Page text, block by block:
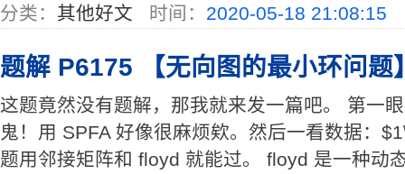
分类： 其他好文 时间： 2020-05-18 21:08:15
题解 P6175 【无向图的最小环问题
这题竟然没有题解，那我就来发一篇吧。 第一
鬼！用 SPFA 好像很麻烦欸。然后一看数据：
题用邻接矩阵和 floyd 就能过。 floyd 是一种动